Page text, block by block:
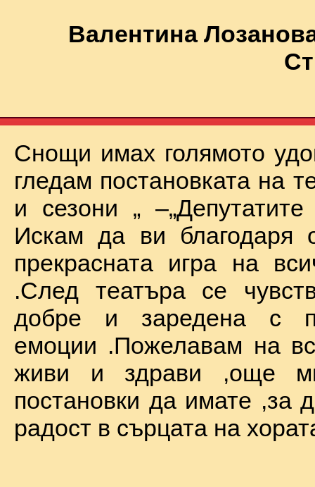
Валентина
Снощи имах голямото
гледам постановката на
и сезони „
Искам да ви благодаря
прекрасната игра на
.След театъра се
добре и заредена с
емоции .Пожелавам на
живи и здрави ,още
постановки да имате ,за
радост в сърцата на